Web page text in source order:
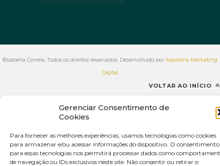
Gerenciar Consentimento de
Cookies
Para fornecer as melhores experiências, usamos tecnologias como cookies
para armazenar e/ou acessar informações do dispositivo. O consentimento
para essas tecnologias nos permitirá processar dados como
de navegação ou IDs exclusivos neste site. Não consentir ou retirar o
©Isabella Correia. Todos os direitos reservados. Desenvolvido por Aporama Marketing
Digital
VOLTAR AO INÍCIO